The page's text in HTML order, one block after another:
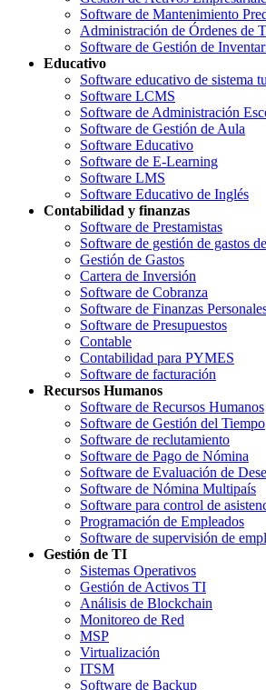
Software de Mantenimiento
Administración de Órdenes de
Software de Gestión de
Educativo
Software educativo de sistema
Software LCMS
Software de Administración
Software de Gestión de Aula
Software Educativo
Software de E-Learning
Software LMS
Software Educativo de Inglés
Contabilidad y finanzas
Software de Prestamistas
Software de gestión de gastos
Gestión de Gastos
Cartera de Inversión
Software de Cobranza
Software de Finanzas
Software de Presupuestos
Contable
Contabilidad para PYMES
Software de facturación
Recursos Humanos
Software de Recursos Humanos
Software de Gestión del Tiempo
Software de reclutamiento
Software de Pago de Nómina
Software de Evaluación de
Software de Nómina Multipaís
Software para control de
Programación de Empleados
Software de supervisión de
Gestión de TI
Sistemas Operativos
Gestión de Activos TI
Análisis de Blockchain
Monitoreo de Red
MSP
Virtualización
ITSM
Software de Backup